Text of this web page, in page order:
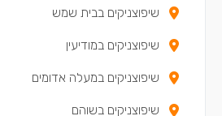
שיפוצניקים בבית שמש
שיפוצניקים במודיעין
שיפוצניקים במעלה אדומים
שיפוצניקים בשוהם